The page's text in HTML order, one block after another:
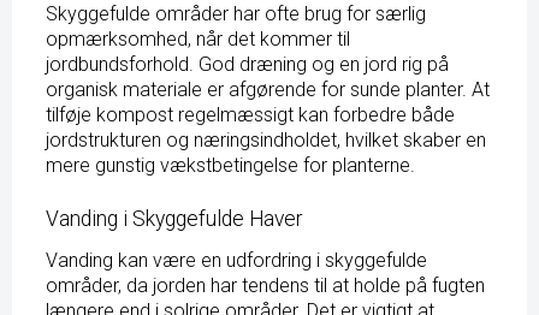
Skyggefulde områder har ofte brug for særlig
opmærksomhed, når det kommer til
jordbundsforhold. God dræning og en jord rig på
organisk materiale er afgørende for sunde planter. At
tilføje kompost regelmæssigt kan forbedre både
jordstrukturen og næringsindholdet, hvilket skaber en
mere gunstig vækstbetingelse for planterne.
Vanding i Skyggefulde Haver
Vanding kan være en udfordring i skyggefulde
områder, da jorden har tendens til at holde på fugten